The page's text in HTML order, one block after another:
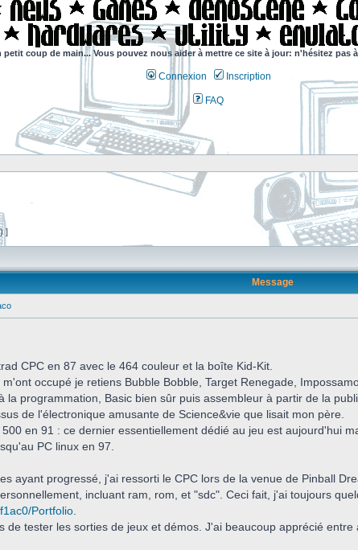
petit coup de main... Vous pouvez nous aider à mettre ce site à jour: n'hésitez pas à
Connexion Inscription
FAQ
]
Message
CPC en 87 avec le 464 couleur et la boîte Kid-Kit.
occupé je retiens Bubble Bobble, Target Renegade,
la programmation, Basic bien sûr puis assembleur à partir de la
de l'électronique amusante de Science&vie que lisait mon père.
en 91 : ce dernier essentiellement dédié au jeu est aujourd'hui
PC linux en 97.
ayant progressé, j'ai ressorti le CPC lors de la venue de Pinball
incluant ram, rom, et "sdc". Ceci fait, j'ai toujours
Portfolio
de tester les sorties de jeux et démos. J'ai beaucoup apprécié